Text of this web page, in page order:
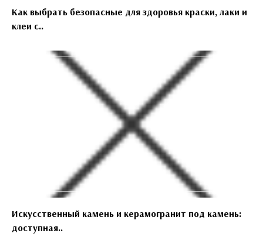
Как выбрать безопасные для здоровья краски, лаки и
клеи с..
Искусственный камень и керамогранит под камень:
доступная..